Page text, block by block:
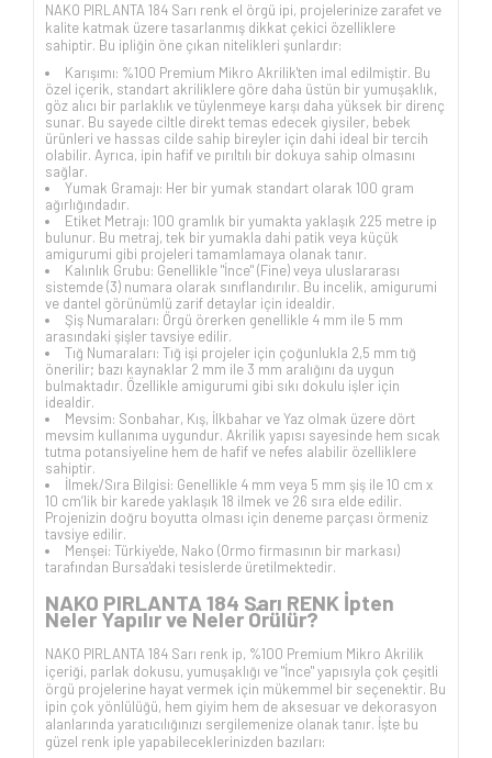
NAKO PIRLANTA 184 Sarı renk el örgü ipi, projelerinize zarafet ve
kalite katmak üzere tasarlanmış dikkat çekici özelliklere
sahiptir. Bu ipliğin öne çıkan nitelikleri şunlardır:
Karışımı: %100 Premium Mikro Akrilik'ten imal edilmiştir. Bu
özel içerik, standart akriliklere göre daha üstün bir yumuşaklık,
göz alıcı bir parlaklık ve tüylenmeye karşı daha yüksek bir direnç
sunar. Bu sayede ciltle direkt temas edecek giysiler, bebek
ürünleri ve hassas cilde sahip bireyler için dahi ideal bir tercih
olabilir. Ayrıca, ipin hafif ve pırıltılı bir dokuya sahip olmasını
sağlar.
Yumak Gramajı: Her bir yumak standart olarak 100 gram
ağırlığındadır.
Etiket Metrajı: 100 gramlık bir yumakta yaklaşık 225 metre ip
bulunur. Bu metraj, tek bir yumakla dahi patik veya küçük
amigurumi gibi projeleri tamamlamaya olanak tanır.
Kalınlık Grubu: Genellikle "İnce" (Fine) veya uluslararası
sistemde (3) numara olarak sınıflandırılır. Bu incelik, amigurumi
ve dantel görünümlü zarif detaylar için idealdir.
Şiş Numaraları: Örgü örerken genellikle 4 mm ile 5 mm
arasındaki şişler tavsiye edilir.
Tığ Numaraları: Tığ işi projeler için çoğunlukla 2,5 mm tığ
önerilir; bazı kaynaklar 2 mm ile 3 mm aralığını da uygun
bulmaktadır. Özellikle amigurumi gibi sıkı dokulu işler için
idealdir.
Mevsim: Sonbahar, Kış, İlkbahar ve Yaz olmak üzere dört
mevsim kullanıma uygundur. Akrilik yapısı sayesinde hem sıcak
tutma potansiyeline hem de hafif ve nefes alabilir özelliklere
sahiptir.
İlmek/Sıra Bilgisi: Genellikle 4 mm veya 5 mm şiş ile 10 cm x
10 cm’lik bir karede yaklaşık 18 ilmek ve 26 sıra elde edilir.
Projenizin doğru boyutta olması için deneme parçası örmeniz
tavsiye edilir.
Menşei: Türkiye'de, Nako (Ormo firmasının bir markası)
tarafından Bursa'daki tesislerde üretilmektedir.
NAKO PIRLANTA 184 Sarı RENK İpten
Neler Yapılır ve Neler Örülür?
NAKO PIRLANTA 184 Sarı renk ip, %100 Premium Mikro Akrilik
içeriği, parlak dokusu, yumuşaklığı ve "İnce" yapısıyla çok çeşitli
örgü projelerine hayat vermek için mükemmel bir seçenektir. Bu
ipin çok yönlülüğü, hem giyim hem de aksesuar ve dekorasyon
alanlarında yaratıcılığınızı sergilemenize olanak tanır. İşte bu
güzel renk iple yapabileceklerinizden bazıları: